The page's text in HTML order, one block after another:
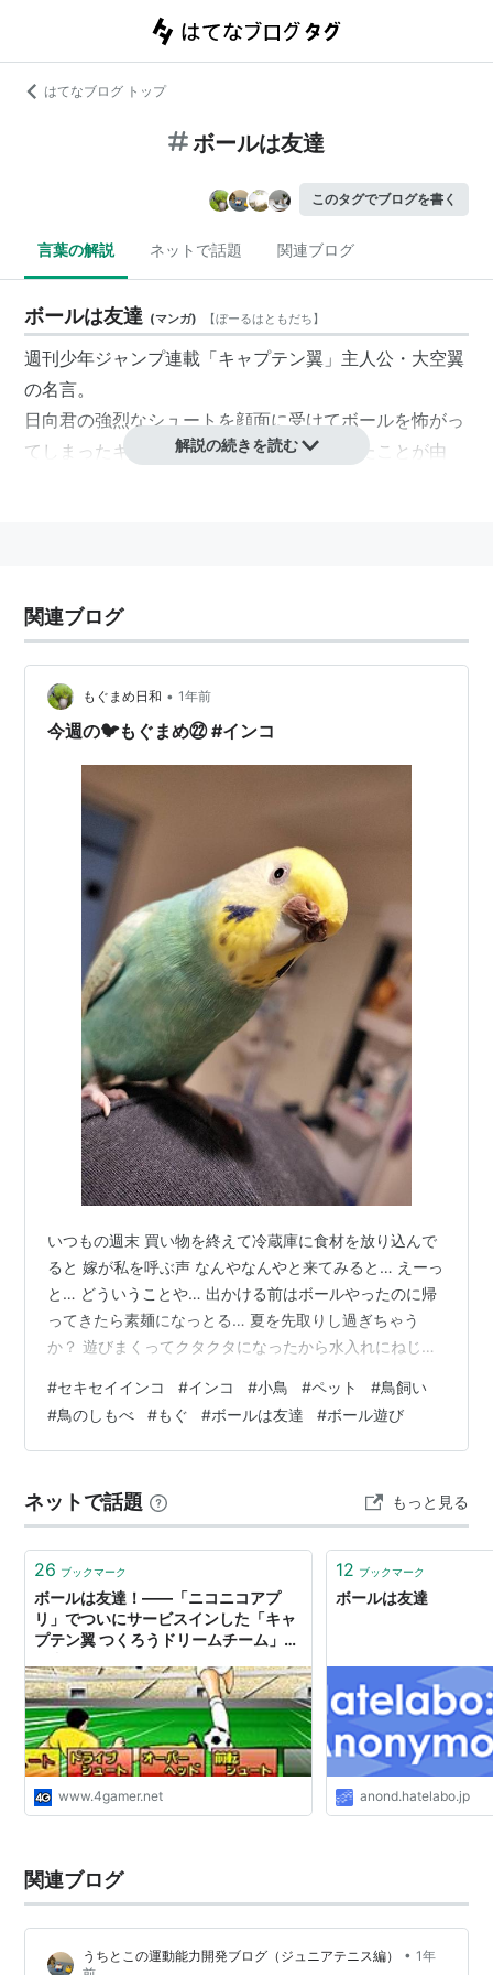
はてなブログ トップ
ボールは友達
このタグでブログを書く
言葉の解説 ネットで話題 関連ブログ
ボールは友達 (マンガ) 【ぼーるはともだち】
週刊少年ジャンプ連載「キャプテン翼」主人公・大空翼
の名言。
日向君の強烈なシュートを顔面に受けてボールを怖がっ
てしまったキーパーの森崎君に対して言ったことが由
解説の続きを読む
関連ブログ
もぐまめ日和 • 1年前
今週の🐦もぐまめ㉒ #インコ
いつもの週末 買い物を終えて冷蔵庫に食材を放り込んで
ると 嫁が私を呼ぶ声 なんやなんやと来てみると… えーっ
と… どういうことや… 出かける前はボールやったのに帰
ってきたら素麺になっとる… 夏を先取りし過ぎちゃう
か？ 遊びまくってクタクタになったから水入れにねじ込
感じで見られてるけどさ… 問題しかないわ！ もうちょい
お手柔らかに遊んであげてよ…🥎 ランキング参加中【公
式】2024年開設ブログランキング参加中動物の写真 ラン
ランキング参加中小鳥のブログ
#セキセイインコ #インコ #小鳥 #ペット #鳥飼い
#鳥のしもべ #もぐ #ボールは友達 #ボール遊び
ネットで話題 もっと見る
26 ブックマーク
ボールは友達！――「ニコニコアプ
リ」でついにサービスインした「キャ
プテン翼 つくろうドリームチーム」開
www.4gamer.net
12 ブックマーク
ボールは友達
anond.hatelabo.jp
関連ブログ
うちとこの運動能力開発ブログ（ジュニアテニス編） • 1年